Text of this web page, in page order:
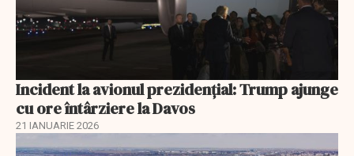
Incident la avionul prezidențial: Trump ajunge
cu ore întârziere la Davos
21 IANUARIE 2026
EXCLUSIV